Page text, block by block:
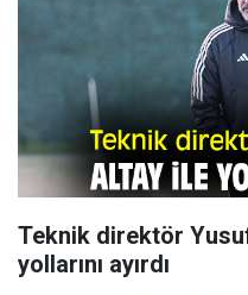
Teknik direktör
yollarını ayırdı